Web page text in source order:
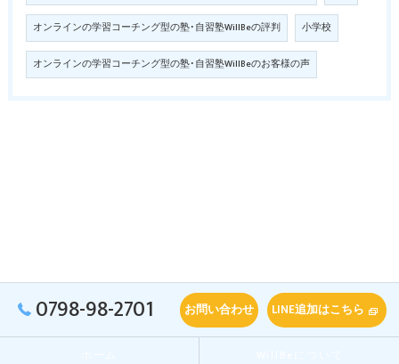
オンラインの学習コーチング型の塾･自習塾WillBeの評判 小学校
オンラインの学習コーチング型の塾･自習塾WillBeのお客様の声
0798-98-2701 お問い合わせ LINE追加はこちら